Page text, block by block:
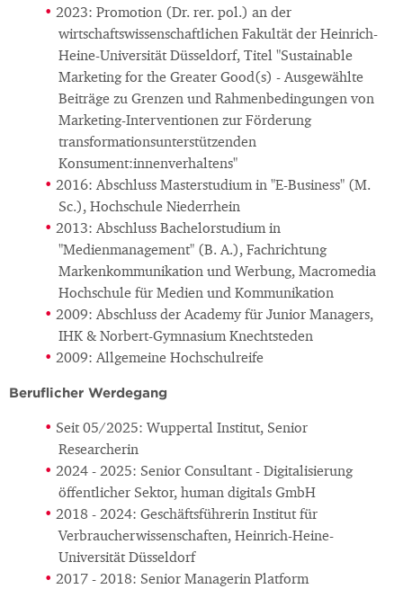
2023: Promotion (Dr. rer. pol.) an der
wirtschaftswissenschaftlichen Fakultät der Heinrich-
Heine-Universität Düsseldorf, Titel "Sustainable
Marketing for the Greater Good(s) - Ausgewählte
Beiträge zu Grenzen und Rahmenbedingungen von
Marketing-Interventionen zur Förderung
transformationsunterstützenden
Konsument:innenverhaltens"
2016: Abschluss Masterstudium in "E-Business" (M.
Sc.), Hochschule Niederrhein
2013: Abschluss Bachelorstudium in
"Medienmanagement" (B. A.), Fachrichtung
Markenkommunikation und Werbung, Macromedia
Hochschule für Medien und Kommunikation
2009: Abschluss der Academy für Junior Managers,
IHK & Norbert-Gymnasium Knechtsteden
2009: Allgemeine Hochschulreife
Beruflicher Werdegang
Seit 05/2025: Wuppertal Institut, Senior
Researcherin
2024 - 2025: Senior Consultant - Digitalisierung
öffentlicher Sektor, human digitals GmbH
2018 - 2024: Geschäftsführerin Institut für
Verbraucherwissenschaften, Heinrich-Heine-
Universität Düsseldorf
2017 - 2018: Senior Managerin Platform